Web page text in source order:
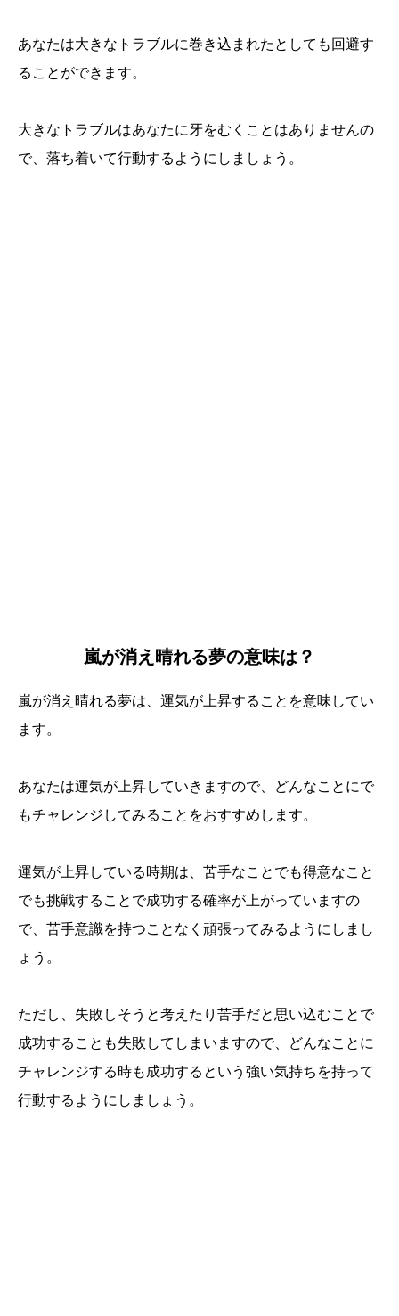
あなたは大きなトラブルに巻き込まれたとしても回避す
ることができます。
大きなトラブルはあなたに牙をむくことはありませんの
で、落ち着いて行動するようにしましょう。
嵐が消え晴れる夢の意味は？
嵐が消え晴れる夢は、運気が上昇することを意味してい
ます。
あなたは運気が上昇していきますので、どんなことにで
もチャレンジしてみることをおすすめします。
運気が上昇している時期は、苦手なことでも得意なこと
でも挑戦することで成功する確率が上がっていますの
で、苦手意識を持つことなく頑張ってみるようにしまし
ょう。
ただし、失敗しそうと考えたり苦手だと思い込むことで
成功することも失敗してしまいますので、どんなことに
チャレンジする時も成功するという強い気持ちを持って
行動するようにしましょう。